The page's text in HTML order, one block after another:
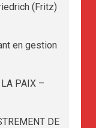
(Fritz)
en gestion
LA PAIX –
DE